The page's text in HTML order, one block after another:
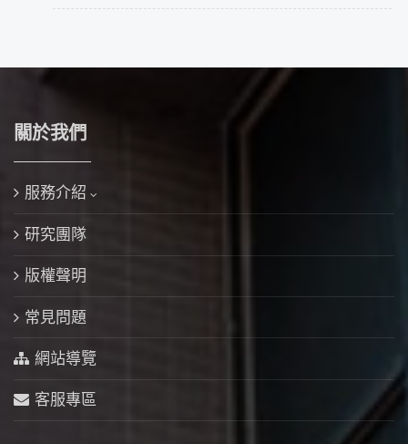
關於我們
服務介紹
研究團隊
版權聲明
常見問題
網站導覽
客服專區